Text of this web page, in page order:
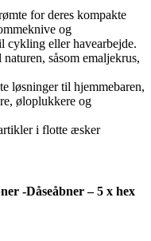
for deres kompakte
og
eller havearbejde.
såsom emaljekrus,
løsninger til hjemmebaren,
øloplukkere og
i flotte æsker
-Dåseåbner – 5 x hex